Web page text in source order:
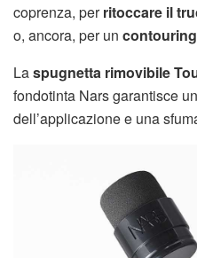
coprenza, perritoccare il
o, ancora, per un contouring
Laspugnetta rimovibile
fondotinta Nars garantisce
dell’applicazione e una